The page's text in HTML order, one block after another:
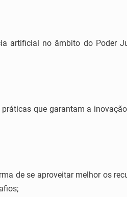
artificial no âmbito do Poder
que garantam a
de se aproveitar melhor os